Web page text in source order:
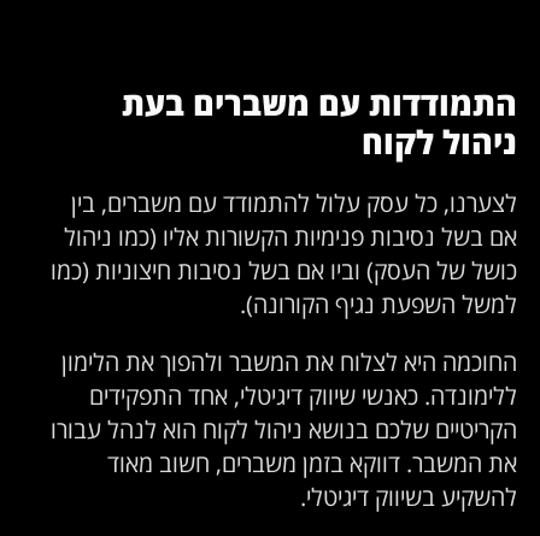
התמודדות עם משברים בעת
ניהול לקוח
לצערנו, כל עסק עלול להתמודד עם משברים, בין
אם בשל נסיבות פנימיות הקשורות אליו (כמו ניהול
כושל של העסק) וביו אם בשל נסיבות חיצוניות (כמו
למשל השפעת נגיף הקורונה).
החוכמה היא לצלוח את המשבר ולהפוך את הלימון
ללימונדה. כאנשי שיווק דיגיטלי, אחד התפקידים
הקריטיים שלכם בנושא ניהול לקוח הוא לנהל עבורו
את המשבר. דווקא בזמן משברים, חשוב מאוד
להשקיע בשיווק דיגיטלי.